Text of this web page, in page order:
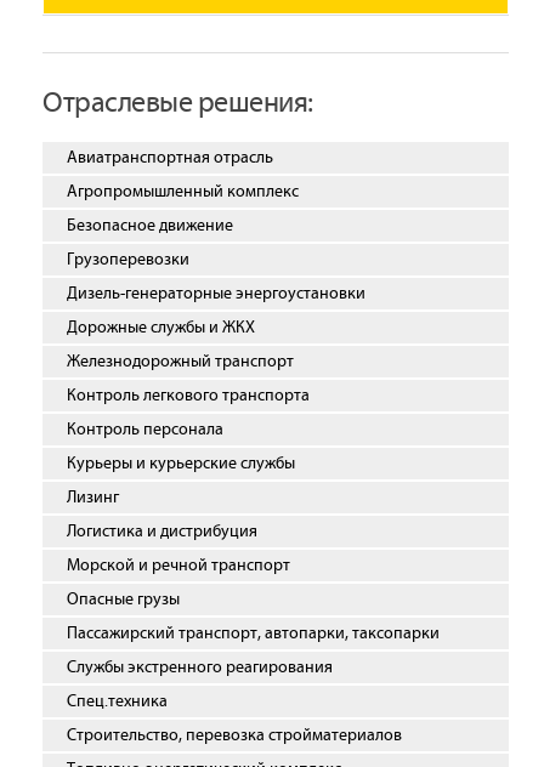
Отраслевые решения:
Авиатранспортная отрасль
Агропромышленный комплекс
Безопасное движение
Грузоперевозки
Дизель-генераторные энергоустановки
Дорожные службы и ЖКХ
Железнодорожный транспорт
Контроль легкового транспорта
Контроль персонала
Курьеры и курьерские службы
Лизинг
Логистика и дистрибуция
Морской и речной транспорт
Опасные грузы
Пассажирский транспорт, автопарки, таксопарки
Службы экстренного реагирования
Спец.техника
Строительство, перевозка стройматериалов